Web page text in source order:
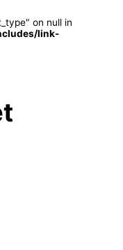
on null in
link-